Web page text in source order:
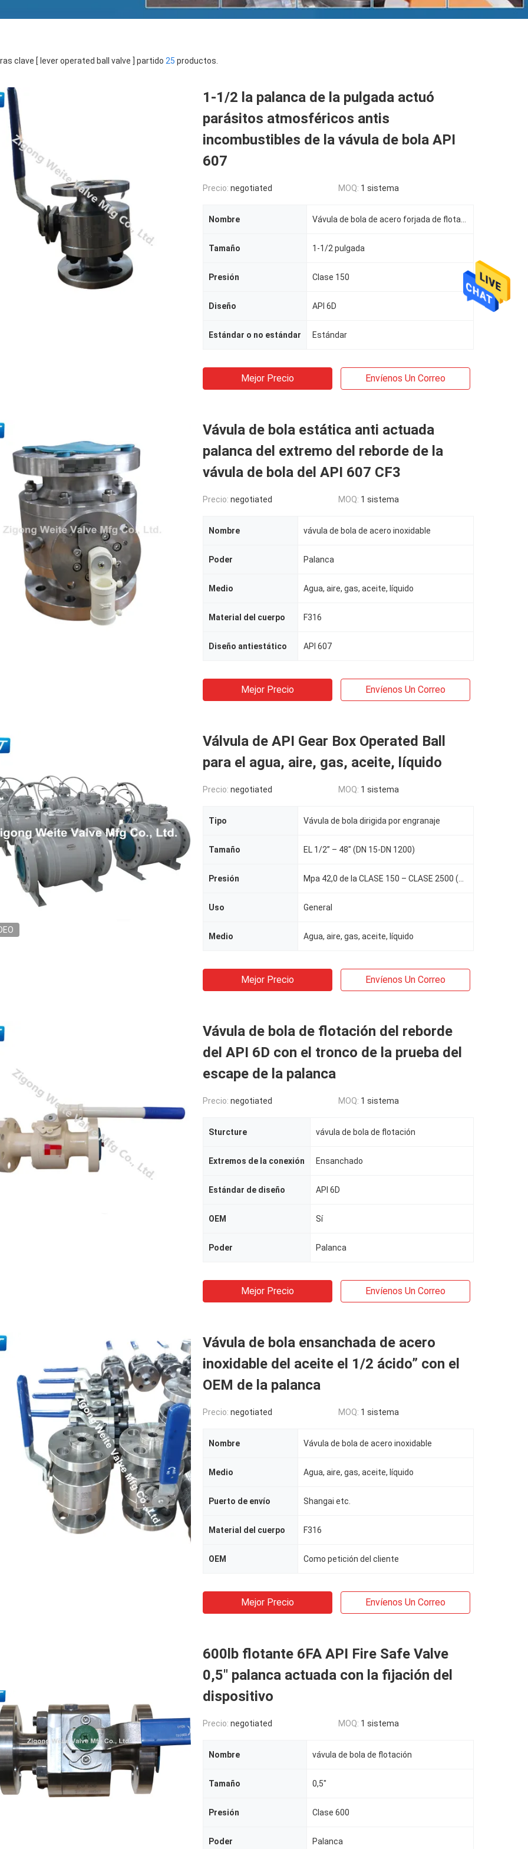
clave [ lever operated ball valve ] partido 25 productos.
1-1/2 la palanca de la pulgada actuó
parásitos atmosféricos antis
incombustibles de la vávula de bola API
607
Precio: negotiated MOQ: 1 sistema
Nombre
Tamaño 1-1/2 pulgada
Presión Clase 150
Diseño API 6D
Estándar o no estándar Estándar
Mejor Precio Envíenos Un Correo
Vávula de bola estática anti actuada
palanca del extremo del reborde de la
vávula de bola del API 607 CF3
Precio: negotiated MOQ: 1 sistema
Nombre vávula de bola de acero inoxidable
Poder Palanca
Medio Agua, aire, gas, aceite, líquido
Material del cuerpo F316
Diseño antiestático API 607
Mejor Precio Envíenos Un Correo
Válvula de API Gear Box Operated Ball
para el agua, aire, gas, aceite, líquido
Precio: negotiated MOQ: 1 sistema
Tipo Vávula de bola dirigida por engranaje
Tamaño EL 1/2” – 48" (DN 15-DN 1200)
Presión
Uso General
Medio Agua, aire, gas, aceite, líquido
Mejor Precio Envíenos Un Correo
Vávula de bola de flotación del reborde
del API 6D con el tronco de la prueba del
escape de la palanca
Precio: negotiated MOQ: 1 sistema
Sturcture vávula de bola de flotación
Extremos de la conexión Ensanchado
Estándar de diseño API 6D
OEM Sí
Poder Palanca
Mejor Precio Envíenos Un Correo
Vávula de bola ensanchada de acero
inoxidable del aceite el 1/2 ácido” con el
OEM de la palanca
Precio: negotiated MOQ: 1 sistema
Nombre Vávula de bola de acero inoxidable
Medio Agua, aire, gas, aceite, líquido
Puerto de envío Shangai etc.
Material del cuerpo F316
OEM Como petición del cliente
Mejor Precio Envíenos Un Correo
600lb flotante 6FA API Fire Safe Valve
0,5" palanca actuada con la fijación del
dispositivo
Precio: negotiated MOQ: 1 sistema
Nombre vávula de bola de flotación
Tamaño 0,5"
Presión Clase 600
Poder Palanca